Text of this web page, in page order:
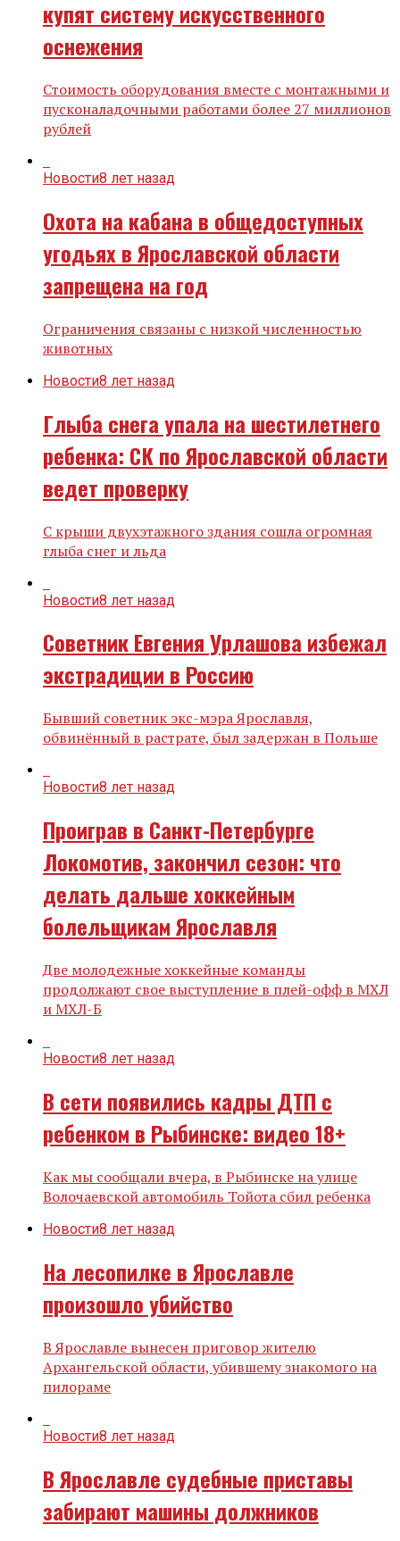
купят систему искусственного
оснежения
Стоимость оборудования вместе с монтажными и
пусконаладочными работами более 27 миллионов
рублей
Новости8 лет назад
Охота на кабана в общедоступных
угодьях в Ярославской области
запрещена на год
Ограничения связаны с низкой численностью
животных
Новости8 лет назад
Глыба снега упала на шестилетнего
ребенка: СК по Ярославской области
ведет проверку
С крыши двухэтажного здания сошла огромная
глыба снег и льда
Новости8 лет назад
Советник Евгения Урлашова избежал
экстрадиции в Россию
Бывший советник экс-мэра Ярославля,
обвинённый в растрате, был задержан в Польше
Новости8 лет назад
Проиграв в Санкт-Петербурге
Локомотив, закончил сезон: что
делать дальше хоккейным
болельщикам Ярославля
Две молодежные хоккейные команды
продолжают свое выступление в плей-офф в МХЛ
и МХЛ-Б
Новости8 лет назад
В сети появились кадры ДТП с
ребенком в Рыбинске: видео 18+
Как мы сообщали вчера, в Рыбинске на улице
Волочаевской автомобиль Тойота сбил ребенка
Новости8 лет назад
На лесопилке в Ярославле
произошло убийство
В Ярославле вынесен приговор жителю
Архангельской области, убившему знакомого на
пилораме
Новости8 лет назад
В Ярославле судебные приставы
забирают машины должников